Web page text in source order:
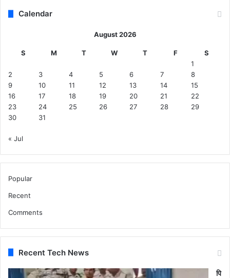
Calendar
August 2026
S M T W T F
S
1
2
3 4 5 6 7
8
9
10 11 12 13 14
15
16
17 18 19 20 21
22
23
24 25 26 27 28
29
30
31
« Jul
Popular
Recent
Comments
Recent Tech News
पि